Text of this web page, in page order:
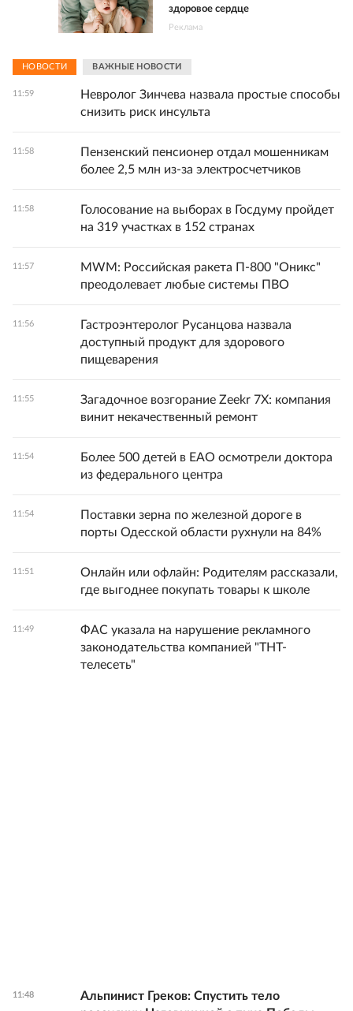
здоровое сердце
Реклама
НОВОСТИ ВАЖНЫЕ НОВОСТИ
11:59
Невролог Зинчева назвала простые способы
снизить риск инсульта
11:58
Пензенский пенсионер отдал мошенникам
более 2,5 млн из-за электросчетчиков
11:58
Голосование на выборах в Госдуму пройдет
на 319 участках в 152 странах
11:57
MWM: Российская ракета П-800 "Оникс"
преодолевает любые системы ПВО
11:56
Гастроэнтеролог Русанцова назвала
доступный продукт для здорового
пищеварения
11:55
Загадочное возгорание Zeekr 7X: компания
винит некачественный ремонт
11:54
Более 500 детей в ЕАО осмотрели доктора
из федерального центра
11:54
Поставки зерна по железной дороге в
порты Одесской области рухнули на 84%
11:51
Онлайн или офлайн: Родителям рассказали,
где выгоднее покупать товары к школе
11:49
ФАС указала на нарушение рекламного
законодательства компанией "ТНТ-
телесеть"
11:48
Альпинист Греков: Спустить тело